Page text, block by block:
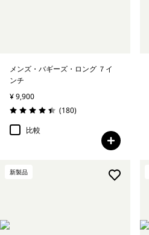
メンズ・バギーズ・ロング ７イ
ンチ
¥ 9,900
評価: 4.4 / 5
(180レビュー
)
比較
新製品